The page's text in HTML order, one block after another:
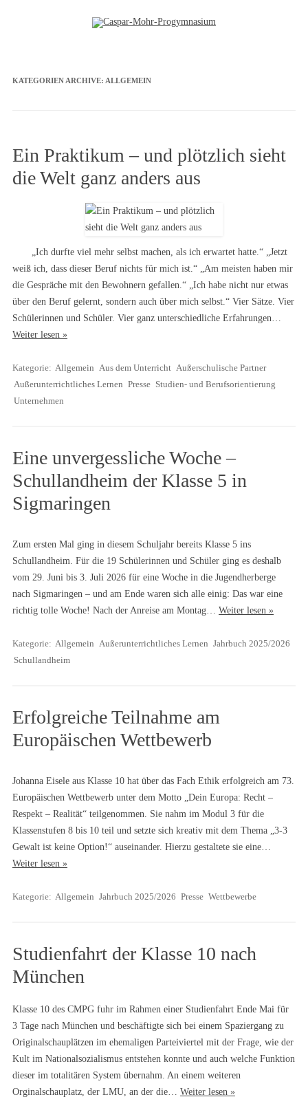
KATEGORIEN ARCHIVE: ALLGEMEIN
Ein Praktikum – und plötzlich sieht
die Welt ganz anders aus
„Ich durfte viel mehr selbst machen, als ich erwartet hatte.“ „Jetzt
weiß ich, dass dieser Beruf nichts für mich ist.“ „Am meisten haben mir
die Gespräche mit den Bewohnern gefallen.“ „Ich habe nicht nur etwas
über den Beruf gelernt, sondern auch über mich selbst.“ Vier Sätze. Vier
Schülerinnen und Schüler. Vier ganz unterschiedliche Erfahrungen…
Weiter lesen »
Kategorie: Allgemein Aus dem Unterricht Außerschulische Partner
Außerunterrichtliches Lernen Presse Studien- und Berufsorientierung
Unternehmen
Eine unvergessliche Woche –
Schullandheim der Klasse 5 in
Sigmaringen
Zum ersten Mal ging in diesem Schuljahr bereits Klasse 5 ins
Schullandheim. Für die 19 Schülerinnen und Schüler ging es deshalb
vom 29. Juni bis 3. Juli 2026 für eine Woche in die Jugendherberge
nach Sigmaringen – und am Ende waren sich alle einig: Das war eine
richtig tolle Woche! Nach der Anreise am Montag… Weiter lesen »
Kategorie: Allgemein Außerunterrichtliches Lernen Jahrbuch 2025/2026
Schullandheim
Erfolgreiche Teilnahme am
Europäischen Wettbewerb
Johanna Eisele aus Klasse 10 hat über das Fach Ethik erfolgreich am 73.
Europäischen Wettbewerb unter dem Motto „Dein Europa: Recht –
Respekt – Realität“ teilgenommen. Sie nahm im Modul 3 für die
Klassenstufen 8 bis 10 teil und setzte sich kreativ mit dem Thema „3-3
Gewalt ist keine Option!“ auseinander. Hierzu gestaltete sie eine…
Weiter lesen »
Kategorie: Allgemein Jahrbuch 2025/2026 Presse Wettbewerbe
Studienfahrt der Klasse 10 nach
München
Klasse 10 des CMPG fuhr im Rahmen einer Studienfahrt Ende Mai für
3 Tage nach München und beschäftigte sich bei einem Spaziergang zu
Originalschauplätzen im ehemaligen Parteiviertel mit der Frage, wie der
Kult im Nationalsozialismus entstehen konnte und auch welche Funktion
dieser im totalitären System übernahm. An einem weiteren
Orginalschauplatz, der LMU, an der die… Weiter lesen »